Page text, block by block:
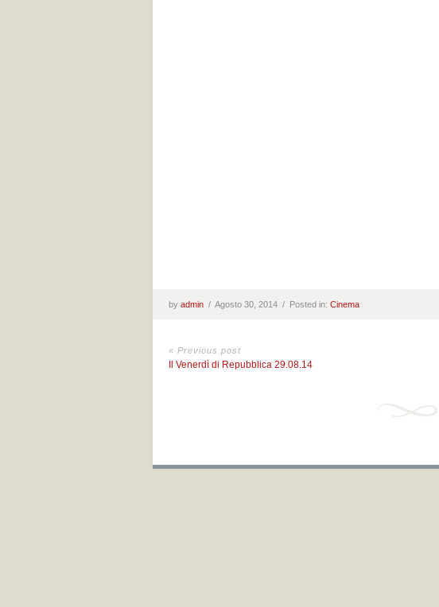
by admin / Agosto 30, 2014 / Posted in: Cinema
« Previous post
Il Venerdì di Repubblica 29.08.14